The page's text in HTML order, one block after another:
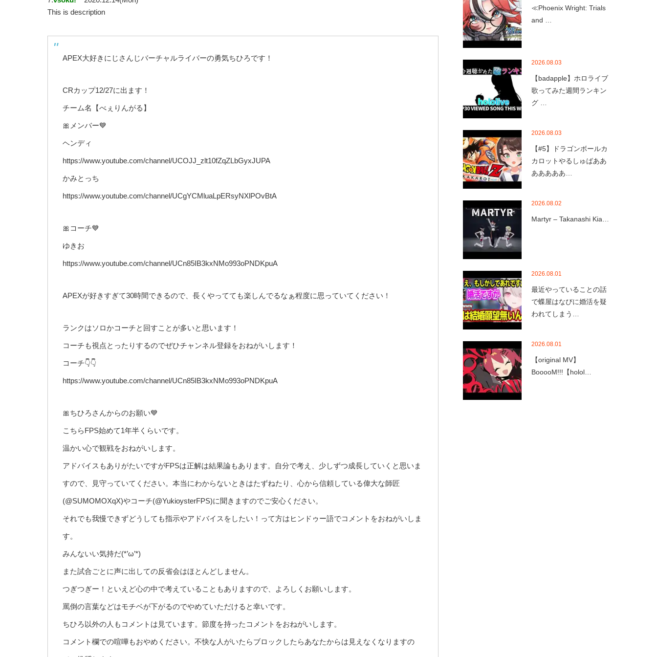
This is description
APEX大好きにじさんじバーチャルライバーの勇気ちひろです！
CRカップ12/27に出ます！
チーム名【べぇりんがる】
🎀メンバー💙
ヘンディ
https://www.youtube.com/channel/UCOJJ_zlt10fZqZLbGyxJUPA
かみとっち
https://www.youtube.com/channel/UCgYCMluaLpERsyNXlPOvBtA
🎀コーチ💙
ゆきお
https://www.youtube.com/channel/UCn85IB3kxNMo993oPNDKpuA
APEXが好きすぎて30時間できるので、長くやってても楽しんでるなぁ程度に思っていてください！
ランクはソロかコーチと回すことが多いと思います！
コーチも視点とったりするのでぜひチャンネル登録をおねがいします！
コーチ👇👇
https://www.youtube.com/channel/UCn85IB3kxNMo993oPNDKpuA
🎀ちひろさんからのお願い💙
こちらFPS始めて1年半くらいです。
温かい心で観戦をおねがいします。
アドバイスもありがたいですがFPSは正解は結果論もあります。自分で考え、少しずつ成長していくと思いま
すので、見守っていてください。本当にわからないときはたずねたり、心から信頼している偉大な師匠
(@SUMOMOXqX)やコーチ(@YukioysterFPS)に聞きますのでご安心ください。
それでも我慢できずどうしても指示やアドバイスをしたい！って方はヒンドゥー語でコメントをおねがいしま
す。
みんないい気持だ(*’ω’*)
また試合ごとに声に出しての反省会はほとんどしません。
つぎつぎー！といえど心の中で考えていることもありますので、よろしくお願いします。
罵倒の言葉などはモチベが下がるのでやめていただけると幸いです。
ちひろ以外の人もコメントは見ています。節度を持ったコメントをおねがいします。
コメント欄での喧嘩もおやめください。不快な人がいたらブロックしたらあなたからは見えなくなりますの
≪Phoenix Wright: Trials
and …
2026.08.03
【badapple】ホロライブ
歌ってみた週間ランキン
グ …
2026.08.03
【#5】ドラゴンボールカ
カロットやるしゅばああ
あああああ…
2026.08.02
Martyr – Takanashi Kia…
2026.08.01
最近やっていることの話
で蝶屋はなびに婚活を疑
われてしまう…
2026.08.01
【original MV】
BooooM!!!【holol…